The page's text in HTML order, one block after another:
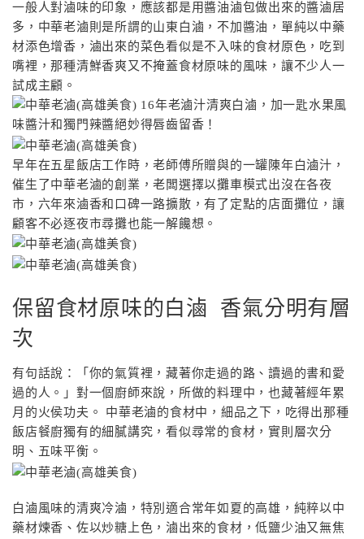
一般人對滷味的印象，應該都是用醬油滷包做出來的醬滷居
多，中華老滷則是所謂的山東白滷，不加醬油，單純以中藥
材添色增香，滷出來的菜色看似是不入味的食材原色，吃到
嘴裡，那種清鮮香爽又不掩蓋食材原味的風味，讓不少人一
試成主顧。
早年在五星飯店工作時，老師傅所贈與的一罐陳年白滷汁，
催生了中華老滷的創業，老闆選擇以攤車模式出沒在各夜
市，六年來滷香和口碑一路擴散，有了定點的店面攤位，讓
顧客不必逐夜市尋攤也能一解饞想。
保留食材原味的白滷 香氣分明有層
次
有句話說：「你的氣質裡，藏著你走過的路、讀過的書和愛
過的人。」對一個廚師來說，所做的料理中，也藏著經年累
月的火侯功夫。 中華老滷的食材中，細品之下，吃得出那種
飯店餐廚獨有的細膩講究，看似尋常的食材，實則層次分
明、五味平衡。
白滷風味的清爽冷滷，特別適合常年如夏的高雄，純粹以中
藥材煉香、佐以炒糖上色，滷出來的食材，低鹽少油又無焦